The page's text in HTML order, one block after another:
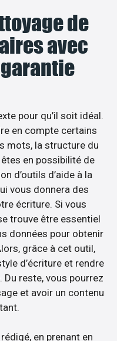
de
avec
pour qu’il soit idéal.
en compte certains
mots, la structure du
en possibilité de
d’outils d’aide à la
vous donnera des
écriture. Si vous
trouve être essentiel
données pour obtenir
grâce à cet outil,
d’écriture et rendre
reste, vous pourrez
et avoir un contenu
en prenant en